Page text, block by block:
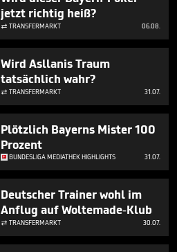
jetzt richtig heiß?
 TRANSFERMARKT 06.08.
Wird Asllanis Traum
tatsächlich wahr?
 TRANSFERMARKT 31.07.
Plötzlich Bayerns Mister 100
Prozent
BUNDESLIGA MEDIATHEK HIGHLIGHTS 31.07.
Deutscher Trainer wohl im
Anflug auf Woltemade-Klub
 TRANSFERMARKT 30.07.